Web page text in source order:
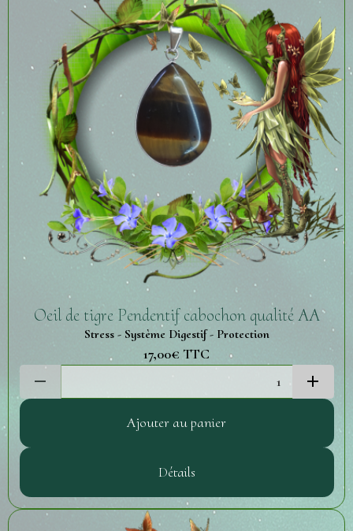
Oeil de tigre Pendentif cabochon qualité AA
Stress - Système Digestif - Protection
17,00€ TTC
Ajouter au panier
Détails